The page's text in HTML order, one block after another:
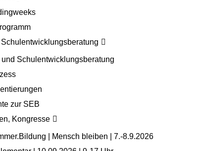
Schulentwicklungsberatung
zur SEB
Kongresse
| Mensch bleiben | 7.-8.9.2026